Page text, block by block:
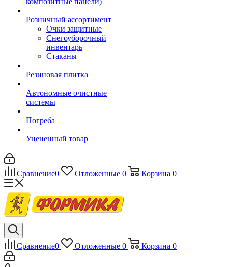
Розничный ассортимент
Очки защитные
Снегоуборочный
инвентарь
Стаканы
Резиновая плитка
Автономные очистные
системы
Погреба
Уцененный товар
Сравнение0 Отложенные 0 Корзина 0
Сравнение0 Отложенные 0 Корзина 0